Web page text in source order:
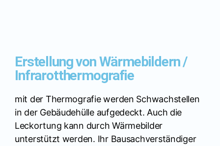
Erstellung von Wärmebildern /
Infrarotthermografie
mit der Thermografie werden Schwachstellen
in der Gebäudehülle aufgedeckt. Auch die
Leckortung kann durch Wärmebilder
unterstützt werden. Ihr Bausachverständiger